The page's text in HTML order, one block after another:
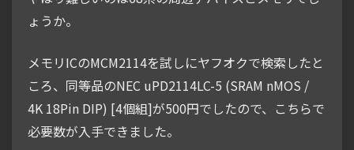
ょうか。
メモリICのMCM2114を試しにヤフオクで検索したと
ころ、同等品のNEC uPD2114LC-5 (SRAM nMOS /
4K 18Pin DIP) [4個組]が500円でしたので、こちらで
必要数が入手できました。